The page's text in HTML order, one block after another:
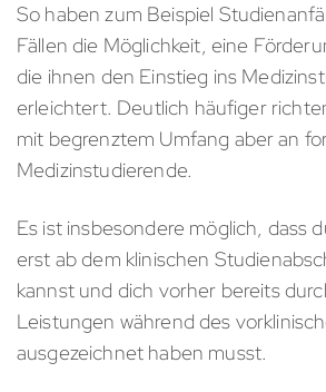
So haben zum Beispiel
Fällen die Möglichkeit, eine
die ihnen den Einstieg ins
erleichtert. Deutlich häufiger
mit begrenztem Umfang aber an
Medizinstudierende.
Es ist insbesondere möglich, dass
erst ab dem klinischen
kannst und dich vorher bereits
Leistungen während des
ausgezeichnet haben musst.